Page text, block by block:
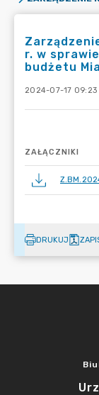
r. w
budżetu
2024-07-17 09:23
ZAŁĄCZNIKI
DRUKUJ